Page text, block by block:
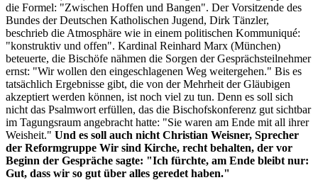
die Formel: "Zwischen Hoffen und Bangen". Der Vorsitzende des
Bundes der Deutschen Katholischen Jugend, Dirk Tänzler,
beschrieb die Atmosphäre wie in einem politischen Kommuniqué:
"konstruktiv und offen". Kardinal Reinhard Marx (München)
beteuerte, die Bischöfe nähmen die Sorgen der Gesprächsteilnehmer
ernst: "Wir wollen den eingeschlagenen Weg weitergehen." Bis es
tatsächlich Ergebnisse gibt, die von der Mehrheit der Gläubigen
akzeptiert werden können, ist noch viel zu tun. Denn es soll sich
nicht das Psalmwort erfüllen, das die Bischofskonferenz gut sichtbar
im Tagungsraum angebracht hatte: "Sie waren am Ende mit all ihrer
Weisheit." Und es soll auch nicht Christian Weisner, Sprecher
der Reformgruppe Wir sind Kirche, recht behalten, der vor
Beginn der Gespräche sagte: "Ich fürchte, am Ende bleibt nur:
Gut, dass wir so gut über alles geredet haben."